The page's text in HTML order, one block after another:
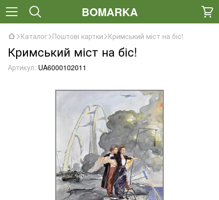
BOMARKA
Каталог Поштові картки Кримський міст на біс!
Кримський міст на біс!
Артикул: UA6000102011